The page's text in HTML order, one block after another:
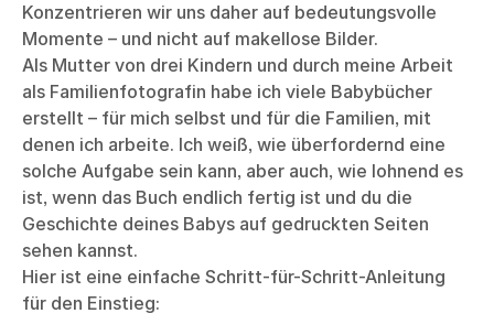
Konzentrieren wir uns daher auf bedeutungsvolle
Momente – und nicht auf makellose Bilder.
Als Mutter von drei Kindern und durch meine Arbeit
als Familienfotografin habe ich viele Babybücher
erstellt – für mich selbst und für die Familien, mit
denen ich arbeite. Ich weiß, wie überfordernd eine
solche Aufgabe sein kann, aber auch, wie lohnend es
ist, wenn das Buch endlich fertig ist und du die
Geschichte deines Babys auf gedruckten Seiten
sehen kannst.
Hier ist eine einfache Schritt-für-Schritt-Anleitung
für den Einstieg: